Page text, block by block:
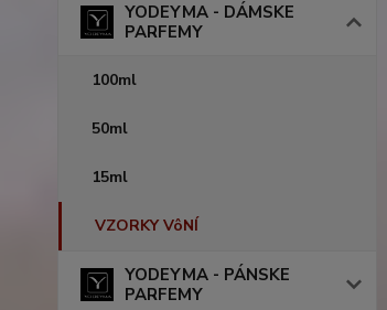
YODEYMA - DÁMSKE
PARFEMY
100ml
50ml
15ml
VZORKY VôNÍ
YODEYMA - PÁNSKE
PARFEMY